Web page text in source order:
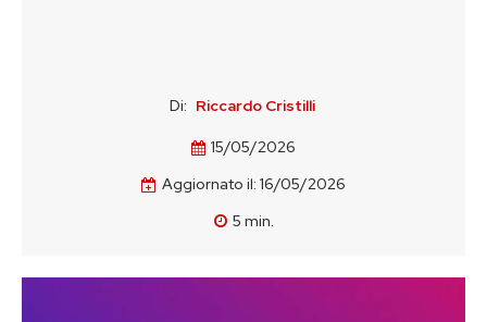
Di: Riccardo Cristilli
15/05/2026
Aggiornato il: 16/05/2026
5 min.